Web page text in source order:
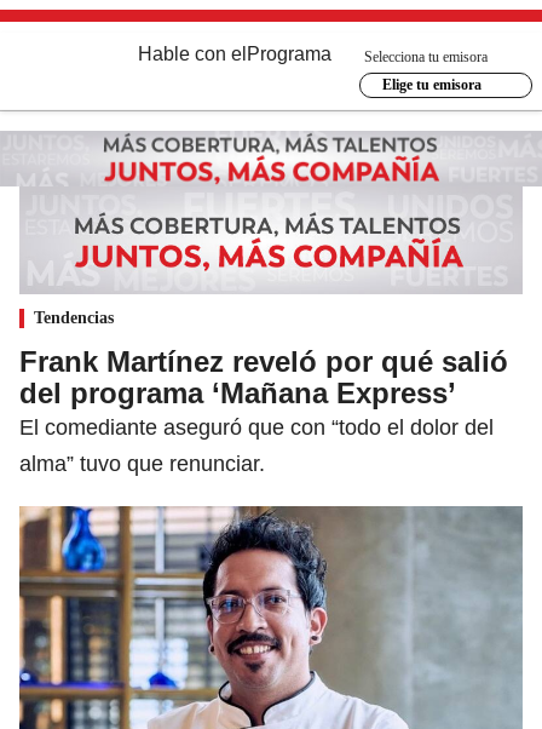
Hable con el Programa
Selecciona tu emisora
Elige tu emisora
Tendencias
Frank Martínez reveló por qué salió
del programa ‘Mañana Express’
El comediante aseguró que con “todo el dolor del
alma” tuvo que renunciar.